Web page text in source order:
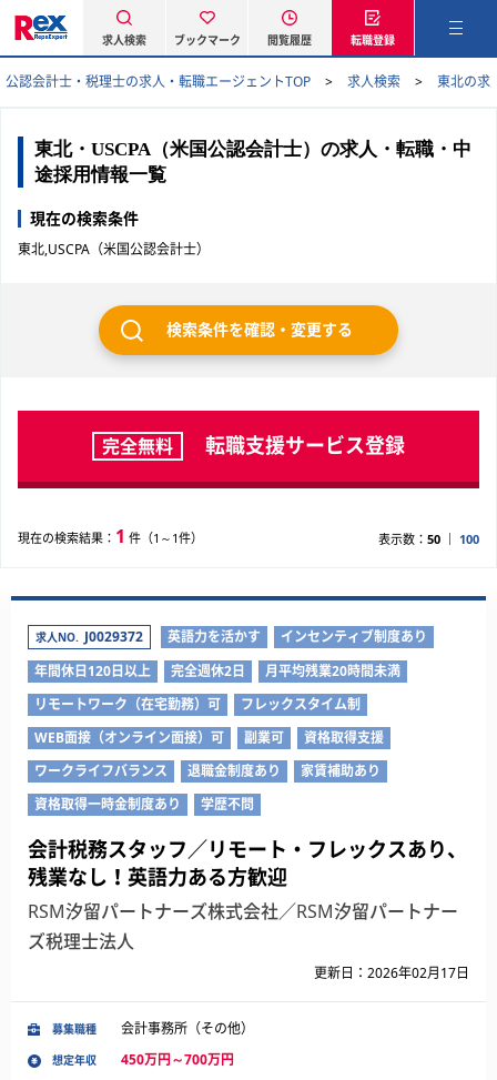
求人検索 ブックマーク 閲覧履歴 転職登録
公認会計士・税理士の求人・転職エージェントTOP 求人検索 東北の求
東北・USCPA（米国公認会計士）の求人・転職・中
途採用情報一覧
現在の検索条件
東北,USCPA（米国公認会計士）
検索条件を確認・変更する
完全無料 転職支援サービス登録
現在の検索結果： 1 件（1～1件） 表示数： 50 100
求人NO. J0029372 英語力を活かす
インセンティブ制度あり
年間休日120日以上
完全週休2日
月平均残業20時間未満
リモートワーク（在宅勤務）可
フレックスタイム制
WEB面接（オンライン面接）可
副業可
資格取得支援
ワークライフバランス
退職金制度あり
家賃補助あり
資格取得一時金制度あり
学歴不問
会計税務スタッフ／リモート・フレックスあり、
残業なし！英語力ある方歓迎
RSM汐留パートナーズ株式会社／RSM汐留パートナー
ズ税理士法人
更新日：2026年02月17日
募集職種 会計事務所（その他）
想定年収 450万円～700万円